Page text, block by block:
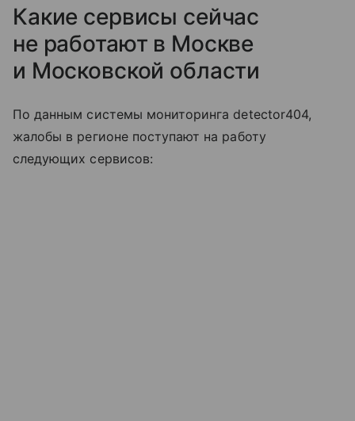
Какие сервисы сейчас
не работают в Москве
и Московской области
По данным системы мониторинга detector404,
жалобы в регионе поступают на работу
следующих сервисов: